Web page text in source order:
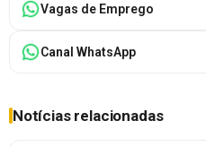
Vagas de Emprego
Canal WhatsApp
Notícias relacionadas